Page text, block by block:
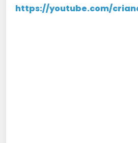
https://youtube.com/